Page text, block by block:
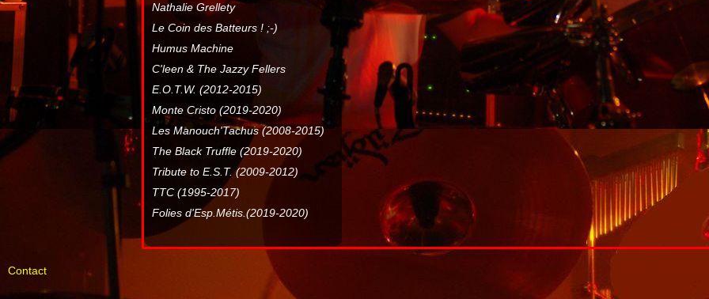
Nathalie Grellety
Le Coin des Batteurs ! ;-)
Humus Machine
C'leen & The Jazzy Fellers
E.O.T.W. (2012-2015)
Monte Cristo (2019-2020)
Les Manouch'Tachus (2008-2015)
The Black Truffle (2019-2020)
Tribute to E.S.T. (2009-2012)
TTC (1995-2017)
Folies d'Esp.Métis.(2019-2020)
Contact